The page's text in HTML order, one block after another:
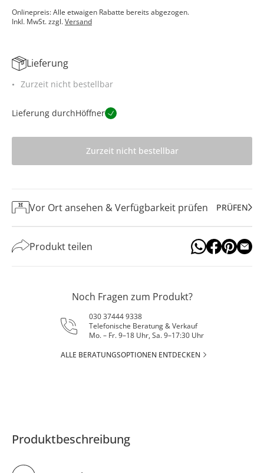
Onlinepreis: Alle etwaigen Rabatte bereits abgezogen.
Inkl. MwSt. zzgl.Versand
Lieferung
Zurzeit nicht bestellbar
Lieferung durchHöffner
Zurzeit nicht bestellbar
Vor Ort ansehen & Verfügbarkeit prüfen PRÜFEN
Produkt teilen
Noch Fragen zum Produkt?
030 37444 9338
Telefonische Beratung & Verkauf
Mo. – Fr. 9–18 Uhr, Sa. 9–17:30 Uhr
ALLE BERATUNGSOPTIONEN ENTDECKEN
Produktbeschreibung